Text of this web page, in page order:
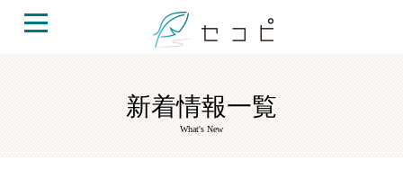
新着情報一覧
What's New